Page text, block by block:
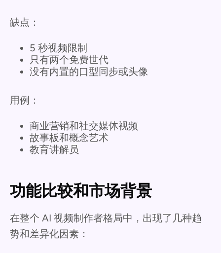
缺点：
5 秒视频限制
只有两个免费世代
没有内置的口型同步或头像
用例：
商业营销和社交媒体视频
故事板和概念艺术
教育讲解员
功能比较和市场背景
在整个 AI 视频制作者格局中，出现了几种趋
势和差异化因素：